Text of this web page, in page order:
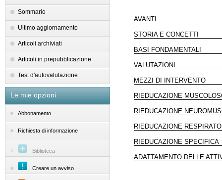
Sommario
Ultimo aggiornamento
Articoli archiviati
Articoli in prepubblicazione
Test d'autovalutazione
Le mie opzioni
Abbonamento
Richiesta di informazione
Biblioteca
Creare un avviso
AVANTI
STORIA E CONCETTI
BASI FONDAMENTALI
VALUTAZIONI
MEZZI DI INTERVENTO
RIEDUCAZIONE
RIEDUCAZIONE
RIEDUCAZIONE
RIEDUCAZIONE SPECIFICA
ADATTAMENTO DELLE